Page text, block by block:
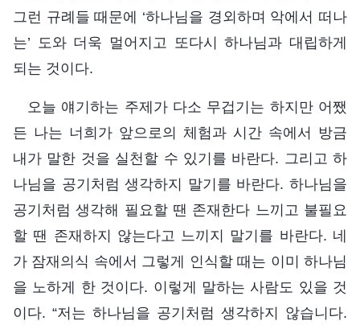
그런 규례들 때문에 ‘하나님을 경외하며 악에서 떠나
는’ 도와 더욱 멀어지고 또다시 하나님과 대립하게
되는 것이다.
오늘 얘기하는 주제가 다소 무겁기는 하지만 어쨌
든 나는 너희가 앞으로의 체험과 시간 속에서 방금
내가 말한 것을 실천할 수 있기를 바란다. 그리고 하
나님을 공기처럼 생각하지 말기를 바란다. 하나님을
공기처럼 생각해 필요할 땐 존재한다 느끼고 불필요
할 땐 존재하지 않는다고 느끼지 말기를 바란다. 네
가 잠재의식 속에서 그렇게 인식할 때는 이미 하나님
을 노하게 한 것이다. 이렇게 말하는 사람도 있을 것
이다. “저는 하나님을 공기처럼 생각하지 않습니다.